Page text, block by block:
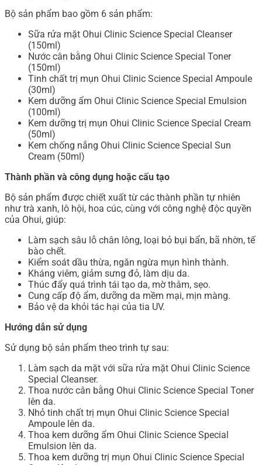
Bộ sản phẩm bao gồm 6 sản phẩm:
Sữa rửa mặt Ohui Clinic Science Special Cleanser
(150ml)
Nước cân bằng Ohui Clinic Science Special Toner
(150ml)
Tinh chất trị mụn Ohui Clinic Science Special Ampoule
(30ml)
Kem dưỡng ẩm Ohui Clinic Science Special Emulsion
(100ml)
Kem dưỡng trị mụn Ohui Clinic Science Special Cream
(50ml)
Kem chống nắng Ohui Clinic Science Special Sun
Cream (50ml)
Thành phần và công dụng hoặc cấu tạo
Bộ sản phẩm được chiết xuất từ các thành phần tự nhiên
như trà xanh, lô hội, hoa cúc, cùng với công nghệ độc quyền
của Ohui, giúp:
Làm sạch sâu lỗ chân lông, loại bỏ bụi bẩn, bã nhờn, tế
bào chết.
Kiểm soát dầu thừa, ngăn ngừa mụn hình thành.
Kháng viêm, giảm sưng đỏ, làm dịu da.
Thúc đẩy quá trình tái tạo da, mờ thâm, sẹo.
Cung cấp độ ẩm, dưỡng da mềm mại, mịn màng.
Bảo vệ da khỏi tác hại của tia UV.
Hướng dẫn sử dụng
Sử dụng bộ sản phẩm theo trình tự sau:
Làm sạch da mặt với sữa rửa mặt Ohui Clinic Science
Special Cleanser.
Thoa nước cân bằng Ohui Clinic Science Special Toner
lên da.
Nhỏ tinh chất trị mụn Ohui Clinic Science Special
Ampoule lên da.
Thoa kem dưỡng ẩm Ohui Clinic Science Special
Emulsion lên da.
Thoa kem dưỡng trị mụn Ohui Clinic Science Special